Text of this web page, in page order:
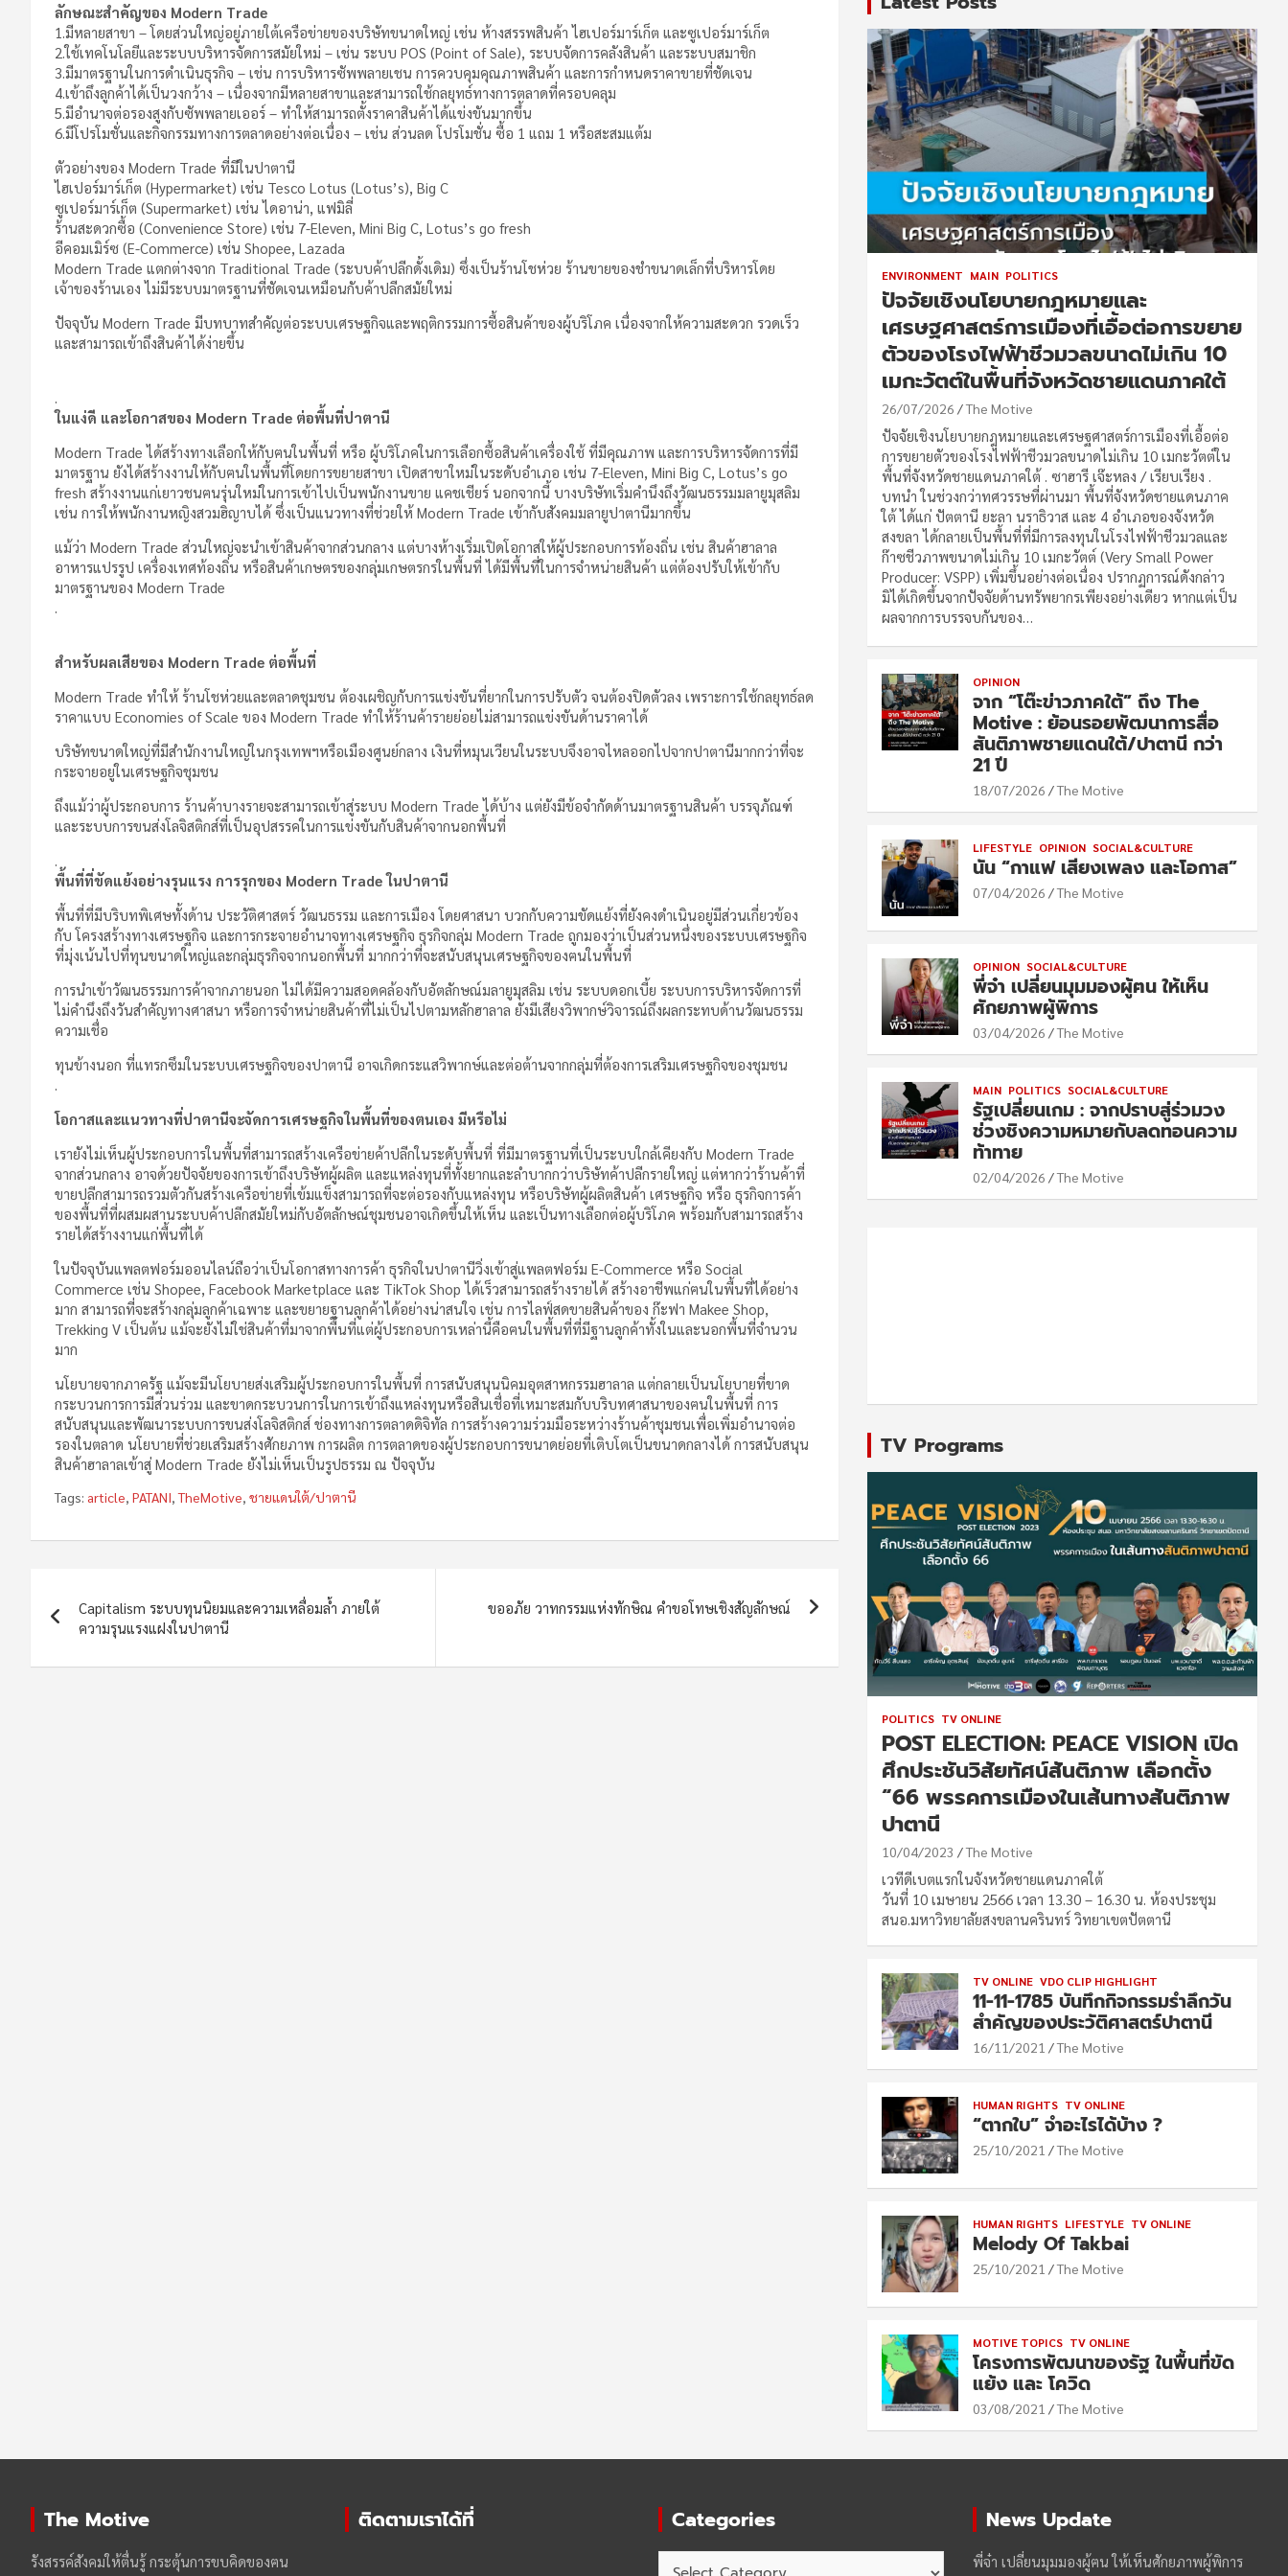
ลักษณะสำคัญของ Modern Trade
1.มีหลายสาขา – โดยส่วนใหญ่อยู่ภายใต้เครือข่ายของบริษัทขนาดใหญ่ เช่น ห้างสรรพสินค้า ไฮเปอร์มาร์เก็ต และซูเปอร์มาร์เก็ต
2.ใช้เทคโนโลยีและระบบบริหารจัดการสมัยใหม่ – เช่น ระบบ POS (Point of Sale), ระบบจัดการคลังสินค้า และระบบสมาชิก
3.มีมาตรฐานในการดำเนินธุรกิจ – เช่น การบริหารซัพพลายเชน การควบคุมคุณภาพสินค้า และการกำหนดราคาขายที่ชัดเจน
4.เข้าถึงลูกค้าได้เป็นวงกว้าง – เนื่องจากมีหลายสาขาและสามารถใช้กลยุทธ์ทางการตลาดที่ครอบคลุม
5.มีอำนาจต่อรองสูงกับซัพพลายเออร์ – ทำให้สามารถตั้งราคาสินค้าได้แข่งขันมากขึ้น
6.มีโปรโมชั่นและกิจกรรมทางการตลาดอย่างต่อเนื่อง – เช่น ส่วนลด โปรโมชั่น ซื้อ 1 แถม 1 หรือสะสมแต้ม
ตัวอย่างของ Modern Trade ที่มีในปาตานี
ไฮเปอร์มาร์เก็ต (Hypermarket) เช่น Tesco Lotus (Lotus’s), Big C
ซูเปอร์มาร์เก็ต (Supermarket) เช่น ไดอาน่า, แฟมิลี่
ร้านสะดวกซื้อ (Convenience Store) เช่น 7-Eleven, Mini Big C, Lotus’s go fresh
อีคอมเมิร์ซ (E-Commerce) เช่น Shopee, Lazada
Modern Trade แตกต่างจาก Traditional Trade (ระบบค้าปลีกดั้งเดิม) ซึ่งเป็นร้านโชห่วย ร้านขายของชำขนาดเล็กที่บริหารโดย
เจ้าของร้านเอง ไม่มีระบบมาตรฐานที่ชัดเจนเหมือนกับค้าปลีกสมัยใหม่
ปัจจุบัน Modern Trade มีบทบาทสำคัญต่อระบบเศรษฐกิจและพฤติกรรมการซื้อสินค้าของผู้บริโภค เนื่องจากให้ความสะดวก รวดเร็ว
และสามารถเข้าถึงสินค้าได้ง่ายขึ้น
.
ในแง่ดี และโอกาสของ Modern Trade ต่อพื้นที่ปาตานี
Modern Trade ได้สร้างทางเลือกให้กับฅนในพื้นที่ หรือ ผู้บริโภคในการเลือกซื้อสินค้าเครื่องใช้ ที่มีคุณภาพ และการบริหารจัดการที่มี
มาตรฐาน ยังได้สร้างงานให้กับฅนในพื้นที่โดยการขยายสาขา เปิดสาขาใหม่ในระดับอำเภอ เช่น 7-Eleven, Mini Big C, Lotus’s go
fresh สร้างงานแก่เยาวชนฅนรุ่นใหม่ในการเข้าไปเป็นพนักงานขาย แคชเชียร์ นอกจากนี้ บางบริษัทเริ่มคำนึงถึงวัฒนธรรมมลายูมุสลิม
เช่น การให้พนักงานหญิงสวมฮิญาบได้ ซึ่งเป็นแนวทางที่ช่วยให้ Modern Trade เข้ากับสังคมมลายูปาตานีมากขึ้น
แม้ว่า Modern Trade ส่วนใหญ่จะนำเข้าสินค้าจากส่วนกลาง แต่บางห้างเริ่มเปิดโอกาสให้ผู้ประกอบการท้องถิ่น เช่น สินค้าฮาลาล
อาหารแปรรูป เครื่องเทศท้องถิ่น หรือสินค้าเกษตรของกลุ่มเกษตรกรในพื้นที่ ได้มีพื้นที่ในการจำหน่ายสินค้า แต่ต้องปรับให้เข้ากับ
มาตรฐานของ Modern Trade
.
สำหรับผลเสียของ Modern Trade ต่อพื้นที่
Modern Trade ทำให้ ร้านโชห่วยและตลาดชุมชน ต้องเผชิญกับการแข่งขันที่ยากในการปรับตัว จนต้องปิดตัวลง เพราะการใช้กลยุทธ์ลด
ราคาแบบ Economies of Scale ของ Modern Trade ทำให้ร้านค้ารายย่อยไม่สามารถแข่งขันด้านราคาได้
บริษัทขนาดใหญ่ที่มีสำนักงานใหญ่ในกรุงเทพฯหรือเมืองศูนย์กลาง เงินที่หมุนเวียนในระบบจึงอาจไหลออกไปจากปาตานีมากกว่าที่จะ
กระจายอยู่ในเศรษฐกิจชุมชน
ถึงแม้ว่าผู้ประกอบการ ร้านค้าบางรายจะสามารถเข้าสู่ระบบ Modern Trade ได้บ้าง แต่ยังมีข้อจำกัดด้านมาตรฐานสินค้า บรรจุภัณฑ์
และระบบการขนส่งโลจิสติกส์ที่เป็นอุปสรรคในการแข่งขันกับสินค้าจากนอกพื้นที่
.
พื้นที่ที่ขัดแย้งอย่างรุนแรง การรุกของ Modern Trade ในปาตานี
พื้นที่ที่มีบริบทพิเศษทั้งด้าน ประวัติศาสตร์ วัฒนธรรม และการเมือง โดยศาสนา บวกกับความขัดแย้งที่ยังคงดำเนินอยู่มีส่วนเกี่ยวข้อง
กับ โครงสร้างทางเศรษฐกิจ และการกระจายอำนาจทางเศรษฐกิจ ธุรกิจกลุ่ม Modern Trade ถูกมองว่าเป็นส่วนหนึ่งของระบบเศรษฐกิจ
ที่มุ่งเน้นไปที่ทุนขนาดใหญ่และกลุ่มธุรกิจจากนอกพื้นที่ มากกว่าที่จะสนับสนุนเศรษฐกิจของฅนในพื้นที่
การนำเข้าวัฒนธรรมการค้าจากภายนอก ไม่ได้มีความสอดคล้องกับอัตลักษณ์มลายูมุสลิม เช่น ระบบดอกเบี้ย ระบบการบริหารจัดการที่
ไม่คำนึงถึงวันสำคัญทางศาสนา หรือการจำหน่ายสินค้าที่ไม่เป็นไปตามหลักฮาลาล ยังมีเสียงวิพากษ์วิจารณ์ถึงผลกระทบด้านวัฒนธรรม
ความเชื่อ
ทุนข้างนอก ที่แทรกซึมในระบบเศรษฐกิจของปาตานี อาจเกิดกระแสวิพากษ์และต่อต้านจากกลุ่มที่ต้องการเสริมเศรษฐกิจของชุมชน
.
โอกาสและแนวทางที่ปาตานีจะจัดการเศรษฐกิจในพื้นที่ของตนเอง มีหรือไม่
เรายังไม่เห็นผู้ประกอบการในพื้นที่สามารถสร้างเครือข่ายค้าปลีกในระดับพื้นที่ ที่มีมาตรฐานที่เป็นระบบใกล้เคียงกับ Modern Trade
จากส่วนกลาง อาจด้วยปัจจัยของการเข้าถึงบริษัทผู้ผลิต และแหล่งทุนที่ทั้งยากและลำบากกว่าบริษัทค้าปลีกรายใหญ่ แต่หากว่าร้านค้าที่
ขายปลีกสามารถรวมตัวกันสร้างเครือข่ายที่เข้มแข็งสามารถที่จะต่อรองกับแหล่งทุน หรือบริษัทผู้ผลิตสินค้า เศรษฐกิจ หรือ ธุรกิจการค้า
ของพื้นที่ที่ผสมผสานระบบค้าปลีกสมัยใหม่กับอัตลักษณ์ชุมชนอาจเกิดขึ้นให้เห็น และเป็นทางเลือกต่อผู้บริโภค พร้อมกับสามารถสร้าง
รายได้สร้างงานแก่พื้นที่ได้
ในปัจจุบันแพลตฟอร์มออนไลน์ถือว่าเป็นโอกาสทางการค้า ธุรกิจในปาตานีวิ่งเข้าสู่แพลตฟอร์ม E-Commerce หรือ Social
Commerce เช่น Shopee, Facebook Marketplace และ TikTok Shop ได้เร็วสามารถสร้างรายได้ สร้างอาชีพแก่ฅนในพื้นที่ได้อย่าง
มาก สามารถที่จะสร้างกลุ่มลูกค้าเฉพาะ และขยายฐานลูกค้าได้อย่างน่าสนใจ เช่น การไลฟ์สดขายสินค้าของ ก๊ะฟา Makee Shop,
Trekking V เป็นต้น แม้จะยังไม่ใช่สินค้าที่มาจากพื้นที่แต่ผู้ประกอบการเหล่านี้คือฅนในพื้นที่ที่มีฐานลูกค้าทั้งในและนอกพื้นที่จำนวน
มาก
นโยบายจากภาครัฐ แม้จะมีนโยบายส่งเสริมผู้ประกอบการในพื้นที่ การสนับสนุนนิคมอุตสาหกรรมฮาลาล แต่กลายเป็นนโยบายที่ขาด
กระบวนการการมีส่วนร่วม และขาดกระบวนการในการเข้าถึงแหล่งทุนหรือสินเชื่อที่เหมาะสมกับบริบทศาสนาของฅนในพื้นที่ การ
สนับสนุนและพัฒนาระบบการขนส่งโลจิสติกส์ ช่องทางการตลาดดิจิทัล การสร้างความร่วมมือระหว่างร้านค้าชุมชนเพื่อเพิ่มอำนาจต่อ
รองในตลาด นโยบายที่ช่วยเสริมสร้างศักยภาพ การผลิต การตลาดของผู้ประกอบการขนาดย่อยที่เติบโตเป็นขนาดกลางได้ การสนับสนุน
สินค้าฮาลาลเข้าสู่ Modern Trade ยังไม่เห็นเป็นรูปธรรม ณ ปัจจุบัน
Tags: article, PATANI,TheMotive, ชายแดนใต้/ปาตานี
navigation
Capitalism ระบบทุนนิยมและความเหลื่อมล้ำ ภายใต้
ความรุนแรงแฝงในปาตานี
ขออภัย วาทกรรมแห่งทักษิณ คำขอโทษเชิงสัญลักษณ์
ENVIRONMENT MAIN POLITICS
ปัจจัยเชิงนโยบายกฎหมายและ
เศรษฐศาสตร์การเมืองที่เอื้อต่อการขยาย
ตัวของโรงไฟฟ้าชีวมวลขนาดไม่เกิน 10
เมกะวัตต์ในพื้นที่จังหวัดชายแดนภาคใต้
26/07/2026 The Motive
ปัจจัยเชิงนโยบายกฎหมายและเศรษฐศาสตร์การเมืองที่เอื้อต่อ
การขยายตัวของโรงไฟฟ้าชีวมวลขนาดไม่เกิน 10 เมกะวัตต์ใน
พื้นที่จังหวัดชายแดนภาคใต้ . ซาฮารี เจ๊ะหลง / เรียบเรียง .
บทนำ ในช่วงกว่าทศวรรษที่ผ่านมา พื้นที่จังหวัดชายแดนภาค
ใต้ ได้แก่ ปัตตานี ยะลา นราธิวาส และ 4 อำเภอของจังหวัด
สงขลา ได้กลายเป็นพื้นที่ที่มีการลงทุนในโรงไฟฟ้าชีวมวลและ
ก๊าซชีวภาพขนาดไม่เกิน 10 เมกะวัตต์ (Very Small Power
Producer: VSPP) เพิ่มขึ้นอย่างต่อเนื่อง ปรากฏการณ์ดังกล่าว
มิได้เกิดขึ้นจากปัจจัยด้านทรัพยากรเพียงอย่างเดียว หากแต่เป็น
ผลจากการบรรจบกันของ…
OPINION
จาก “โต๊ะข่าวภาคใต้” ถึง The
Motive : ย้อนรอยพัฒนาการสื่อ
สันติภาพชายแดนใต้/ปาตานี กว่า
21 ปี
18/07/2026 The Motive
LIFESTYLE OPINION SOCIAL&CULTURE
นัน “กาแฟ เสียงเพลง และโอกาส”
07/04/2026 The Motive
OPINION SOCIAL&CULTURE
พี่จ๋า เปลี่ยนมุมมองผู้ฅน ให้เห็น
ศักยภาพผู้พิการ
03/04/2026 The Motive
MAIN POLITICS SOCIAL&CULTURE
รัฐเปลี่ยนเกม : จากปราบสู่ร่วมวง
ช่วงชิงความหมายกับลดทอนความ
ท้าทาย
02/04/2026 The Motive
TV Programs
POLITICS TV ONLINE
POST ELECTION: PEACE VISION เปิด
ศึกประชันวิสัยทัศน์สันติภาพ เลือกตั้ง
“66 พรรคการเมืองในเส้นทางสันติภาพ
ปาตานี
10/04/2023 The Motive
เวทีดีเบตแรกในจังหวัดชายแดนภาคใต้
วันที่ 10 เมษายน 2566 เวลา 13.30 – 16.30 น. ห้องประชุม
สนอ.มหาวิทยาลัยสงขลานครินทร์ วิทยาเขตปัตตานี
TV ONLINE VDO CLIP HIGHLIGHT
11-11-1785 บันทึกกิจกรรมรำลึกวัน
สำคัญของประวัติศาสตร์ปาตานี
16/11/2021 The Motive
HUMAN RIGHTS TV ONLINE
“ตากใบ” จำอะไรได้บ้าง ?
25/10/2021 The Motive
HUMAN RIGHTS LIFESTYLE TV ONLINE
Melody Of Takbai
25/10/2021 The Motive
MOTIVE TOPICS TV ONLINE
โครงการพัฒนาของรัฐ ในพื้นที่ขัด
แย้ง และ โควิด
03/08/2021 The Motive
The Motive
รังสรรค์สังคมให้ตื่นรู้ กระตุ้นการขบคิดของฅน
ติดตามเราได้ที่ Categories News Update
พี่จ๋า เปลี่ยนมุมมองผู้ฅน ให้เห็นศักยภาพผู้พิการ